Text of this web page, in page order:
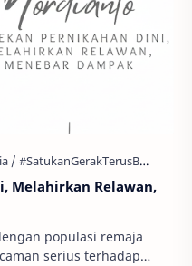
Melahirkan Relawan,
populasi remaja
serius terhadap